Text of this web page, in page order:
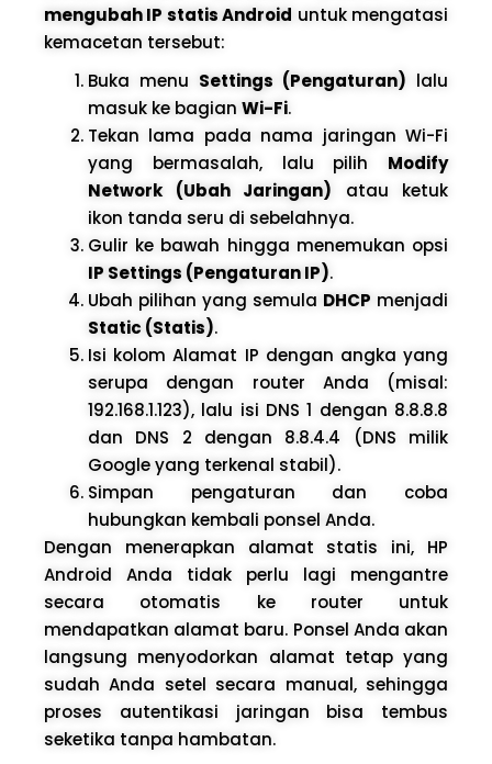
mengubah IP statis Android untuk mengatasi
kemacetan tersebut:
Buka menu Settings (Pengaturan) lalu
masuk ke bagian Wi-Fi.
Tekan lama pada nama jaringan Wi-Fi
yang bermasalah, lalu pilih Modify
Network (Ubah Jaringan) atau ketuk
ikon tanda seru di sebelahnya.
Gulir ke bawah hingga menemukan opsi
IP Settings (Pengaturan IP).
Ubah pilihan yang semula DHCP menjadi
Static (Statis).
Isi kolom Alamat IP dengan angka yang
serupa dengan router Anda (misal:
192.168.1.123), lalu isi DNS 1 dengan 8.8.8.8
dan DNS 2 dengan 8.8.4.4 (DNS milik
Google yang terkenal stabil).
Simpan pengaturan dan coba
hubungkan kembali ponsel Anda.
Dengan menerapkan alamat statis ini, HP
Android Anda tidak perlu lagi mengantre
secara otomatis ke router untuk
mendapatkan alamat baru. Ponsel Anda akan
langsung menyodorkan alamat tetap yang
sudah Anda setel secara manual, sehingga
proses autentikasi jaringan bisa tembus
seketika tanpa hambatan.